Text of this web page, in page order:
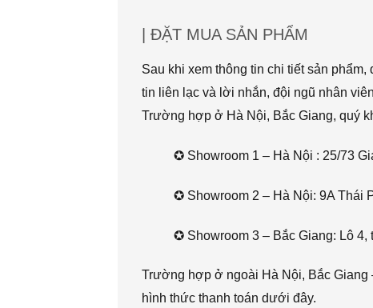
| ĐẶT MUA SẢN PHẨM
Sau khi xem thông tin chi tiết sản
tin liên lạc và lời nhắn, đội ngũ nhân
Trường hợp ở Hà Nội, Bắc Giang, quý
✪ Showroom 1 – Hà Nội : 25/73
✪ Showroom 2 – Hà Nội: 9A Thái
✪ Showroom 3 – Bắc Giang: Lô
Trường hợp ở ngoài Hà Nội, Bắc Giang
hình thức thanh toán dưới đây.